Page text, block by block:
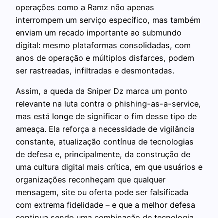
operações como a Ramz não apenas
interrompem um serviço específico, mas também
enviam um recado importante ao submundo
digital: mesmo plataformas consolidadas, com
anos de operação e múltiplos disfarces, podem
ser rastreadas, infiltradas e desmontadas.
Assim, a queda da Sniper Dz marca um ponto
relevante na luta contra o phishing-as-a-service,
mas está longe de significar o fim desse tipo de
ameaça. Ela reforça a necessidade de vigilância
constante, atualização contínua de tecnologias
de defesa e, principalmente, da construção de
uma cultura digital mais crítica, em que usuários e
organizações reconheçam que qualquer
mensagem, site ou oferta pode ser falsificada
com extrema fidelidade – e que a melhor defesa